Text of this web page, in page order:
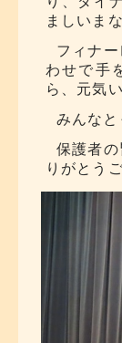
ましいま
フィナ
わせで手
ら、元気
みんなと
保護者
りがとう